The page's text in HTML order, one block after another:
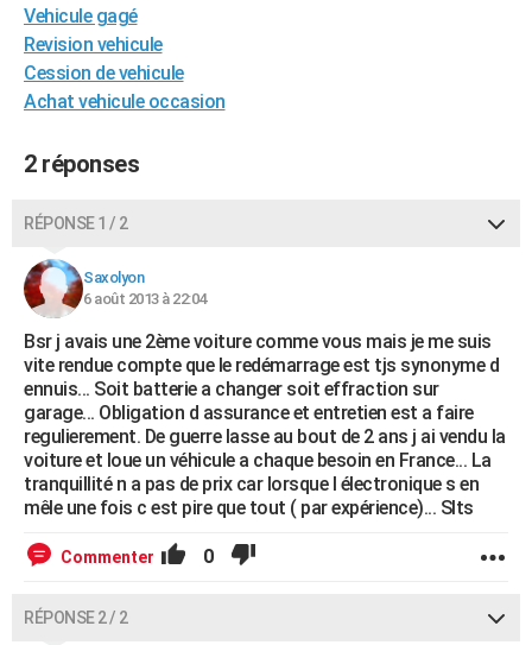
GUIDES D'ACHAT
BONS PLANS
Carte de Noël
Carte Bonne année
Carte Saint-Valentin
Carte Pâques
Carte d'anniversaire
DICTIONNAIRE
Dictionnaire
Biographies
Citations
Expressions
Proverbes
PROGRAMME TV
COPAINS D'AVANT
S'inscrire
Se connecter
Lycées
Collèges
Primaires
Universités
Entreprises
Service militaire
Avis de recherche
FORUM
Bricolage
Lifestyle
Culture
Sport
Auto
Television
Voyage
Cinema
Vehicule gagé
Revision vehicule
Cession de vehicule
Achat vehicule occasion
2 réponses
RÉPONSE 1 / 2
Saxolyon
6 août 2013 à 22:04
Bsr j avais une 2ème voiture comme vous mais je me suis
vite rendue compte que le redémarrage est tjs synonyme d
ennuis... Soit batterie a changer soit effraction sur
garage... Obligation d assurance et entretien est a faire
regulierement. De guerre lasse au bout de 2 ans j ai vendu la
voiture et loue un véhicule a chaque besoin en France... La
tranquillité n a pas de prix car lorsque l électronique s en
mêle une fois c est pire que tout ( par expérience)... Slts
Commenter 0
RÉPONSE 2 / 2